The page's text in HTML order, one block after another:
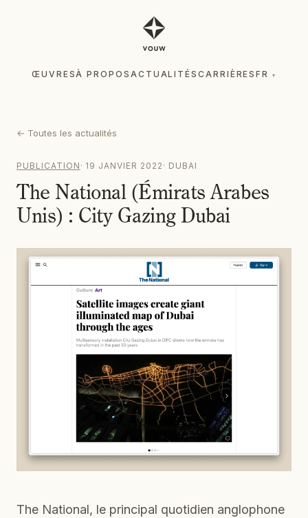
ŒUVRESÀ PROPOS ACTUALITÉSCARRIÈRESFR ▾
← Toutes les actualités
PUBLICATION · 19 JANVIER 2022 · DUBAI
The National (Émirats Arabes
Unis) : City Gazing Dubai
The National, le principal quotidien anglophone